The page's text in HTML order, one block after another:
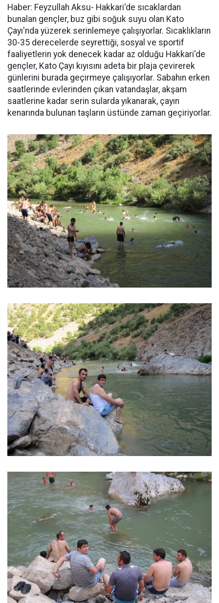
Haber: Feyzullah Aksu- Hakkari'de sıcaklardan
bunalan gençler, buz gibi soğuk suyu olan Kato
Çayı'nda yüzerek serinlemeye çalışıyorlar. Sıcaklıkların
30-35 derecelerde seyrettiği, sosyal ve sportif
faaliyetlerin yok denecek kadar az olduğu Hakkari'de
gençler, Kato Çayı kıyısını adeta bir plaja çevirerek
günlerini burada geçirmeye çalışıyorlar. Sabahın erken
saatlerinde evlerinden çıkan vatandaşlar, akşam
saatlerine kadar serin sularda yıkanarak, çayın
kenarında bulunan taşların üstünde zaman geçiriyorlar.